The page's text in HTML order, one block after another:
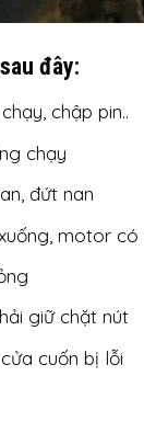
đây:
chập pin..
chạy
đứt nan
motor
giữ chặt nút
cuốn bị lỗi